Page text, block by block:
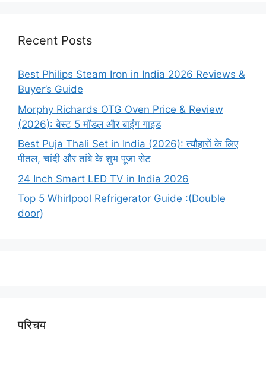
Recent Posts
Best Philips Steam Iron in India 2026 Reviews &
Buyer’s Guide
Morphy Richards OTG Oven Price & Review
(2026): बेस्ट 5 मॉडल और बाइंग गाइड
Best Puja Thali Set in India (2026): त्यौहारों के लिए
पीतल, चांदी और तांबे के शुभ पूजा सेट
24 Inch Smart LED TV in India 2026
Top 5 Whirlpool Refrigerator Guide :(Double
door)
परिचय